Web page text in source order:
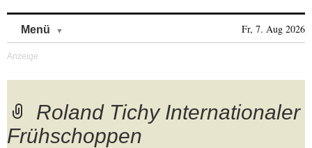
Menü Fr, 7. Aug 2026
Roland Tichy Internationaler
Frühschoppen